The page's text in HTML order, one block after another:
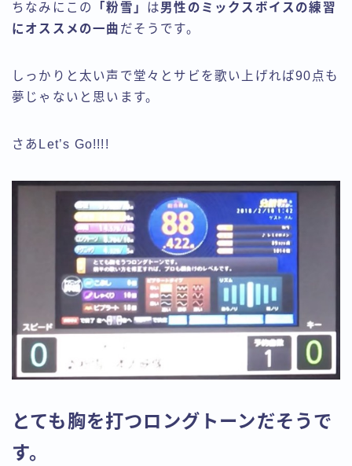
ちなみにこの 「粉雪」 は男性のミックスボイスの練習
にオススメの一曲 だそうです。
しっかりと太い声で堂々とサビを歌い上げれば90点も
夢じゃないと思います。
さあLet’s Go!!!!
とても胸を打つロングトーンだそうで
す。